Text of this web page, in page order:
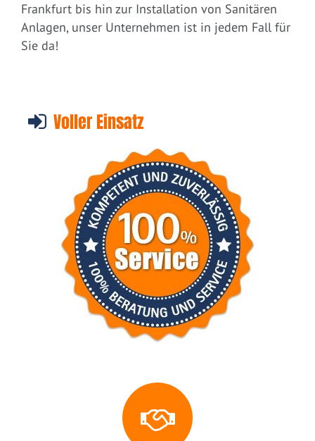
Frankfurt bis hin zur Installation von Sanitären
Anlagen, unser Unternehmen ist in jedem Fall für
Sie da!
Voller Einsatz